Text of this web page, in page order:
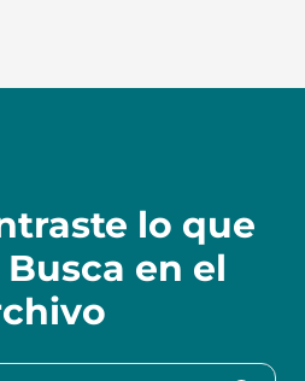
lo que
en el